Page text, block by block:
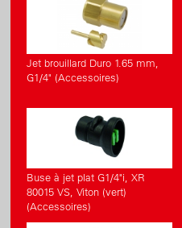
Jet brouillard Duro 1.65 mm,
G1/4" (Accessoires)
Buse à jet plat G1/4"i, XR
80015 VS, Viton (vert)
(Accessoires)